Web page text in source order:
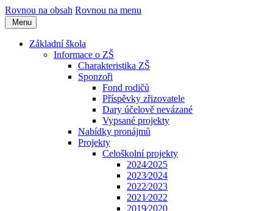
Rovnou na obsah Rovnou na menu
Menu
Základní škola
Informace o ZŠ
Charakteristika ZŠ
Sponzoři
Fond rodičů
Příspěvky zřizovatele
Dary účelově nevázané
Vypsané projekty
Nabídky pronájmů
Projekty
Celoškolní projekty
2024⁄2025
2023⁄2024
2022⁄2023
2021⁄2022
2019⁄2020